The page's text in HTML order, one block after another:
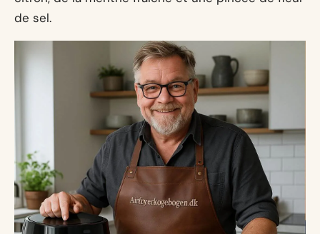
de sel.